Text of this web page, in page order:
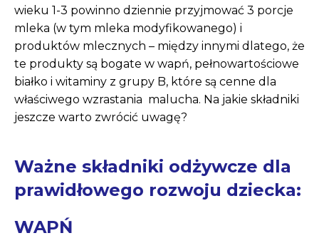
wieku 1-3 powinno dziennie przyjmować 3 porcje
mleka (w tym mleka modyfikowanego) i
produktów mlecznych – między innymi dlatego, że
te produkty są bogate w wapń, pełnowartościowe
białko i witaminy z grupy B, które są cenne dla
właściwego wzrastania malucha. Na jakie składniki
jeszcze warto zwrócić uwagę?
Ważne składniki odżywcze dla
prawidłowego rozwoju dziecka:
WAPŃ